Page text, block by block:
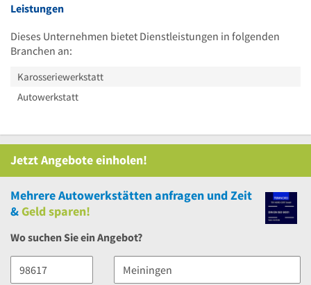
Leistungen
Dieses Unternehmen bietet Dienstleistungen in folgenden
Branchen an:
Karosseriewerkstatt
Autowerkstatt
Jetzt Angebote einholen!
MehrereAutowerkstätten anfragen und Zeit
&Geld sparen!
Wo suchen Sie ein Angebot?